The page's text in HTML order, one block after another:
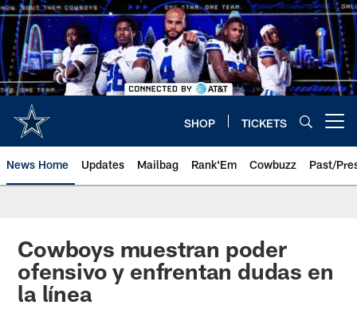
Skip
to
main
content
SHOP TICKETS
News Home Updates Mailbag Rank'Em Cowbuzz Past/
Cowboys muestran poder
ofensivo y enfrentan dudas en
la línea